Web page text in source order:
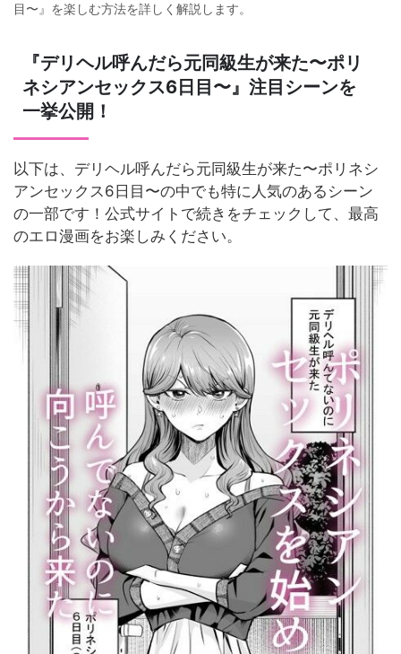
目〜』を楽しむ方法を詳しく解説します。
『デリヘル呼んだら元同級生が来た〜ポリ
ネシアンセックス6日目〜』注目シーンを
一挙公開！
以下は、デリヘル呼んだら元同級生が来た〜ポリネシ
アンセックス6日目〜の中でも特に人気のあるシーン
の一部です！公式サイトで続きをチェックして、最高
のエロ漫画をお楽しみください。